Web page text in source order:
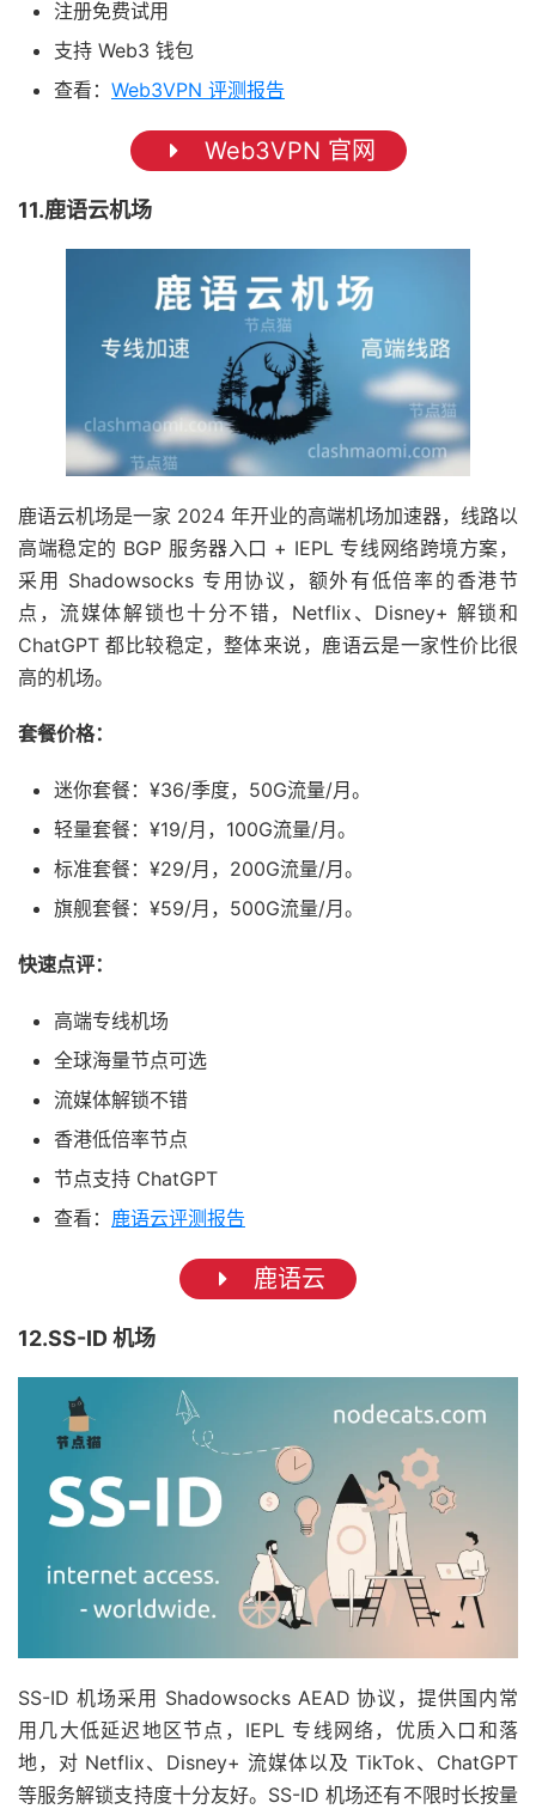
注册免费试用
支持 Web3 钱包
查看： Web3VPN 评测报告
Web3VPN 官网
11.鹿语云机场
鹿语云机场是一家 2024 年开业的高端机场加速器，线路以
高端稳定的 BGP 服务器入口 + IEPL 专线网络跨境方案，
采用 Shadowsocks 专用协议，额外有低倍率的香港节
点，流媒体解锁也十分不错，Netflix、Disney+ 解锁和
ChatGPT 都比较稳定，整体来说，鹿语云是一家性价比很
高的机场。
套餐价格：
迷你套餐：¥36/季度，50G流量/月。
轻量套餐：¥19/月，100G流量/月。
标准套餐：¥29/月，200G流量/月。
旗舰套餐：¥59/月，500G流量/月。
快速点评：
高端专线机场
全球海量节点可选
流媒体解锁不错
香港低倍率节点
节点支持 ChatGPT
查看： 鹿语云评测报告
鹿语云
12.SS-ID 机场
SS-ID 机场采用 Shadowsocks AEAD 协议，提供国内常
用几大低延迟地区节点，IEPL 专线网络，优质入口和落
地，对 Netflix、Disney+ 流媒体以及 TikTok、ChatGPT
等服务解锁支持度十分友好。SS-ID 机场还有不限时长按量